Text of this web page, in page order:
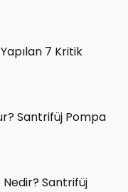
7 Kritik
Santrifüj Pompa
Santrifüj